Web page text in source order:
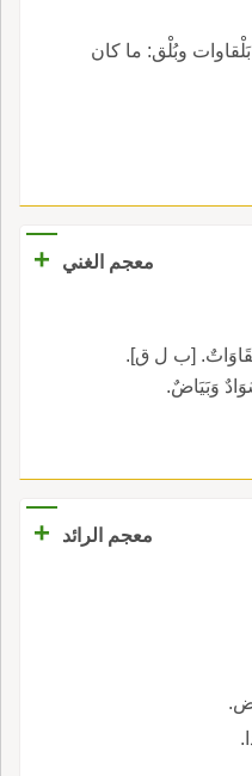
وبُلْق: ما كان
معجم الغني
+
[ب ل ق].
وَبَيَاضٌ.
معجم الرائد +